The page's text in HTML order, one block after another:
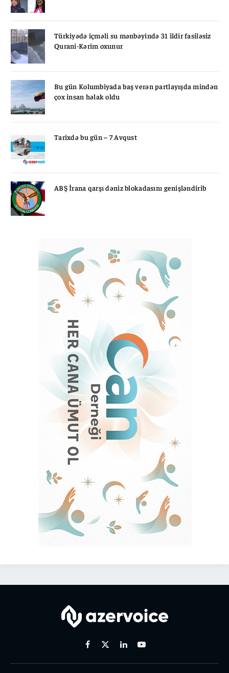
Türkiyədə içməli su mənbəyində 31 ildir fasiləsiz
Qurani-Kərim oxunur
Bu gün Kolumbiyada baş verən partlayışda mindən
çox insan həlak oldu
Tarixdə bu gün – 7 Avqust
ABŞ İrana qarşı dəniz blokadasını genişləndirib
Facebook
X
LinkedinYoutube